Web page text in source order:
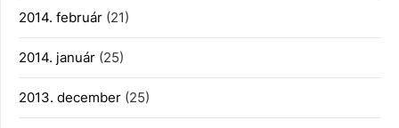
2014. február (21)
2014. január (25)
2013. december (25)